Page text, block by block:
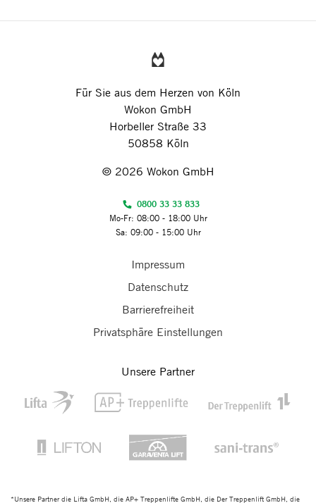
Für Sie aus dem Herzen von Köln
Wokon GmbH
Horbeller Straße 33
50858 Köln
© 2026 Wokon GmbH
Impressum
Datenschutz
Barrierefreiheit
Privatsphäre Einstellungen
Unsere Partner
0800 33 33 833
Mo-Fr: 08:00 - 18:00 Uhr
Sa: 09:00 - 15:00 Uhr
*Unsere Partner die Lifta GmbH, die AP+ Treppenlifte GmbH, die Der Treppenlift GmbH, die